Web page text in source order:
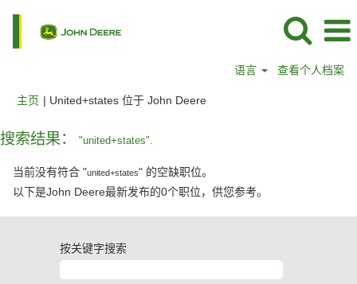
语言 查看个人档案
主页 | United+states 位于 John Deere（当
搜索结果： "united+states".
当前没有符合 "united+states" 的空缺职位。
以下是John Deere最新发布的0个职位，供您参考。
按关键字搜索